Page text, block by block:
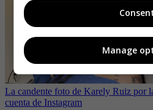
La candente foto de Karely Ruiz por
cuenta de Instagram
Manage